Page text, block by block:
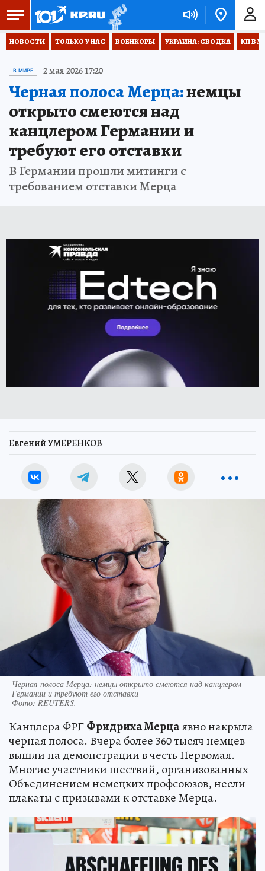
НОВОСТИ ТОЛЬКО У НАС ВОЕНКОРЫ УКРАИНА: СВОДКА КП В
В МИРЕ 2 мая 2026 17:20
Черная полоса Мерца:немцы
открыто смеются над
канцлером Германии и
требуют его отставки
В Германии прошли митинги с
требованием отставки Мерца
Евгений УМЕРЕНКОВ
Черная полоса Мерца: немцы открыто смеются над канцлером
Германии и требуют его отставки
Фото: REUTERS.
Канцлера ФРГФридриха Мерцаявно накрыла
черная полоса. Вчера более 360 тысяч немцев
вышли на демонстрации в честь Первомая.
Многие участники шествий, организованных
Объединением немецких профсоюзов, несли
плакаты с призывами к отставке Мерца.